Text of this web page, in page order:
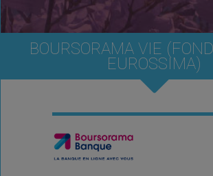
BOURSORAMA VIE
EUROSSIMA)